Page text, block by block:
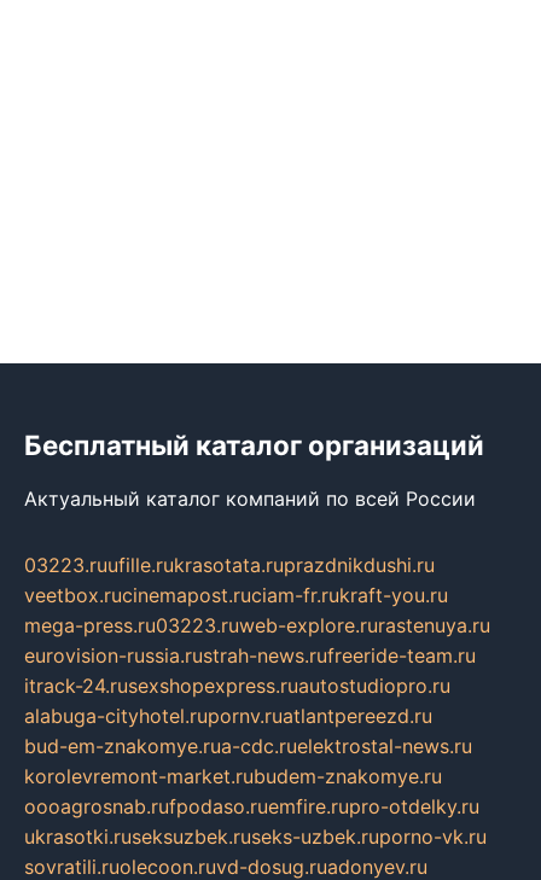
Бесплатный каталог организаций
Актуальный каталог компаний по всей России
03223.ruufille.rukrasotata.ruprazdnikdushi.ru
veetbox.rucinemapost.ruciam-fr.rukraft-you.ru
mega-press.ru03223.ruweb-explore.rurastenuya.ru
eurovision-russia.rustrah-news.rufreeride-team.ru
itrack-24.rusexshopexpress.ruautostudiopro.ru
alabuga-cityhotel.rupornv.ruatlantpereezd.ru
bud-em-znakomye.rua-cdc.ruelektrostal-news.ru
korolevremont-market.rubudem-znakomye.ru
oooagrosnab.rufpodaso.ruemfire.rupro-otdelky.ru
ukrasotki.ruseksuzbek.ruseks-uzbek.ruporno-vk.ru
sovratili.ruolecoon.ruvd-dosug.ruadonyev.ru